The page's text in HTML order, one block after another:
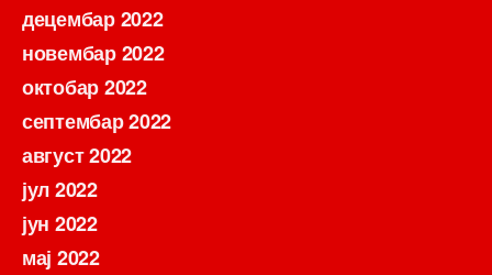
децембар 2022
новембар 2022
октобар 2022
септембар 2022
август 2022
јул 2022
јун 2022
мај 2022